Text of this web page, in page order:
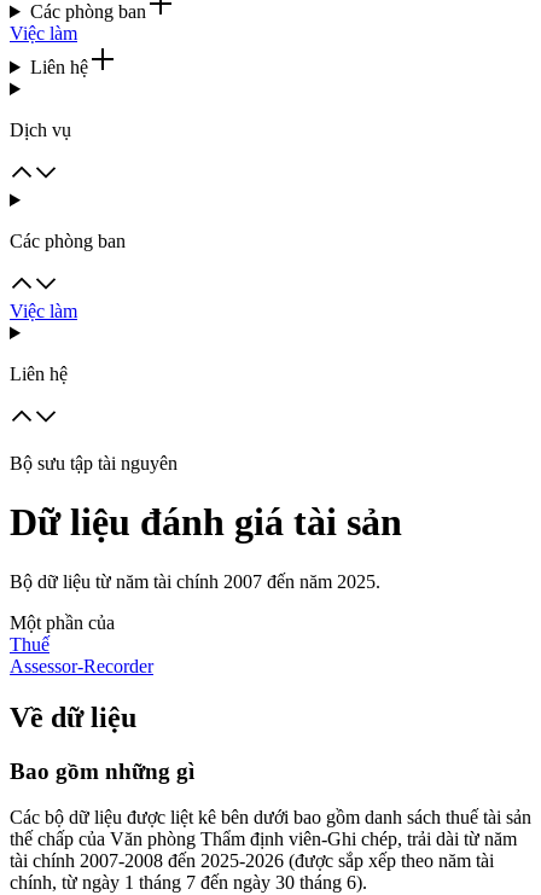
Các phòng ban
Việc làm
Liên hệ
Dịch vụ
Các phòng ban
Việc làm
Liên hệ
Bộ sưu tập tài nguyên
Dữ liệu đánh giá tài sản
Bộ dữ liệu từ năm tài chính 2007 đến năm 2025.
Một phần của
Thuế
Assessor-Recorder
Về dữ liệu
Bao gồm những gì
Các bộ dữ liệu được liệt kê bên dưới bao gồm danh sách thuế tài sản
thế chấp của Văn phòng Thẩm định viên-Ghi chép, trải dài từ năm
tài chính 2007-2008 đến 2025-2026 (được sắp xếp theo năm tài
chính, từ ngày 1 tháng 7 đến ngày 30 tháng 6).